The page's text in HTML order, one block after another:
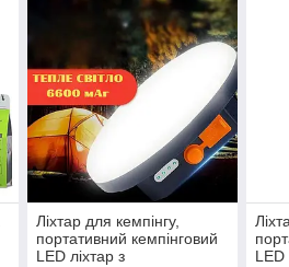
Ліхтар для кемпінгу,
портативний кемпінговий
LED ліхтар з
LED